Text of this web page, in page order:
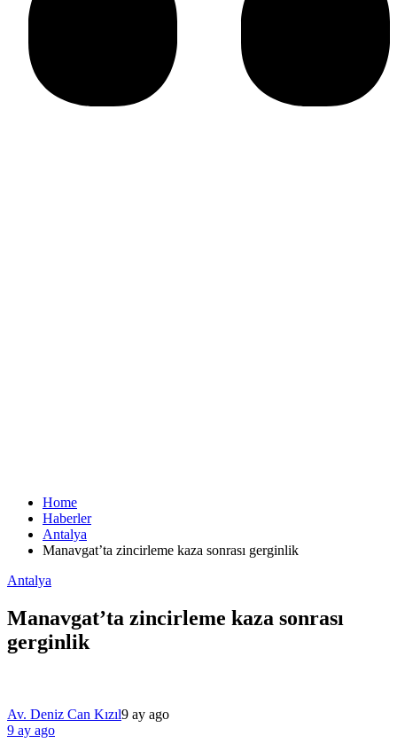
Home
Haberler
Antalya
Manavgat’ta zincirleme kaza sonrası gerginlik
Antalya
Manavgat’ta zincirleme kaza sonrası
gerginlik
Av. Deniz Can Kızıl9 ay ago
9 ay ago